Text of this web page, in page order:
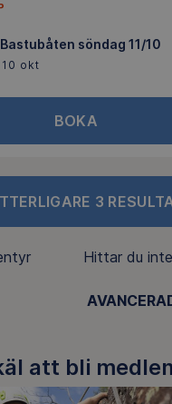
söndag 11/10
okt
BOKA
3
Hittar du
att bli